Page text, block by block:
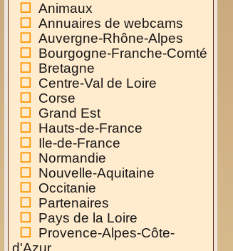
Animaux
Annuaires de webcams
Auvergne-Rhône-Alpes
Bourgogne-Franche-Comté
Bretagne
Centre-Val de Loire
Corse
Grand Est
Hauts-de-France
Ile-de-France
Normandie
Nouvelle-Aquitaine
Occitanie
Partenaires
Pays de la Loire
Provence-Alpes-Côte-
d'Azur